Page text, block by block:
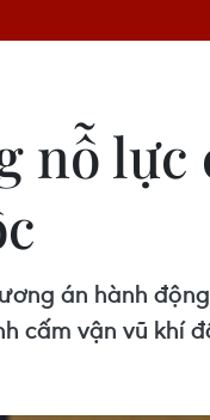
nỗ
án hành
cấm vận vũ khí